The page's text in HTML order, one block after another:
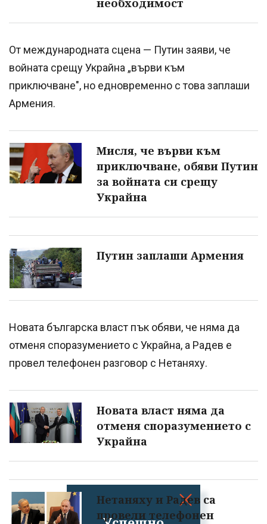
необходимост
От международната сцена — Путин заяви, че
войната срещу Украйна „върви към
приключване", но едновременно с това заплаши
Армения.
Мисля, че върви към
приключване, обяви Путин
за войната си срещу
Украйна
Путин заплаши Армения
Новата българска власт пък обяви, че няма да
отменя споразумението с Украйна, а Радев е
провел телефонен разговор с Нетаняху.
Новата власт няма да
отменя споразумението с
Украйна
Нетаняху и Радев са
провели телефонен